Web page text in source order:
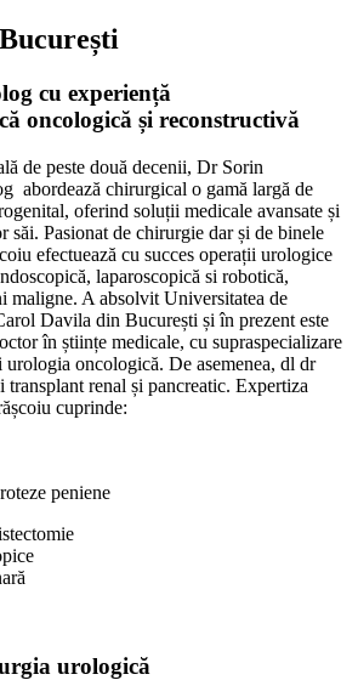
cu experiență
oncologică și reconstructivă
de peste două decenii, Dr Sorin
abordează chirurgical o gamă largă de
oferind soluții medicale avansate și
săi. Pasionat de chirurgie dar și de binele
efectuează cu succes operații urologice
laparoscopică si robotică,
maligne. A absolvit Universitatea de
Davila din București și în prezent este
în științe medicale, cu supraspecializare
urologia oncologică. De asemenea, dl dr
transplant renal și pancreatic. Expertiza
cuprinde:
peniene
urologică